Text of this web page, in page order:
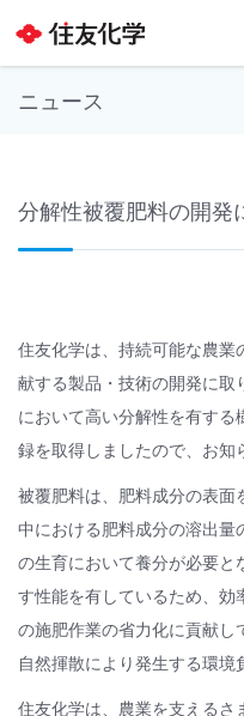
ニュース
分解性被覆肥料の開発
住友化学は、持続可能な農
献する製品・技術の開発に取
において高い分解性を有す
録を取得しましたので、お知
被覆肥料は、肥料成分の表
中における肥料成分の溶出
の生育において養分が必要と
す性能を有しているため、
の施肥作業の省力化に貢献
自然揮散により発生する環境
住友化学は、農業を支えるさ